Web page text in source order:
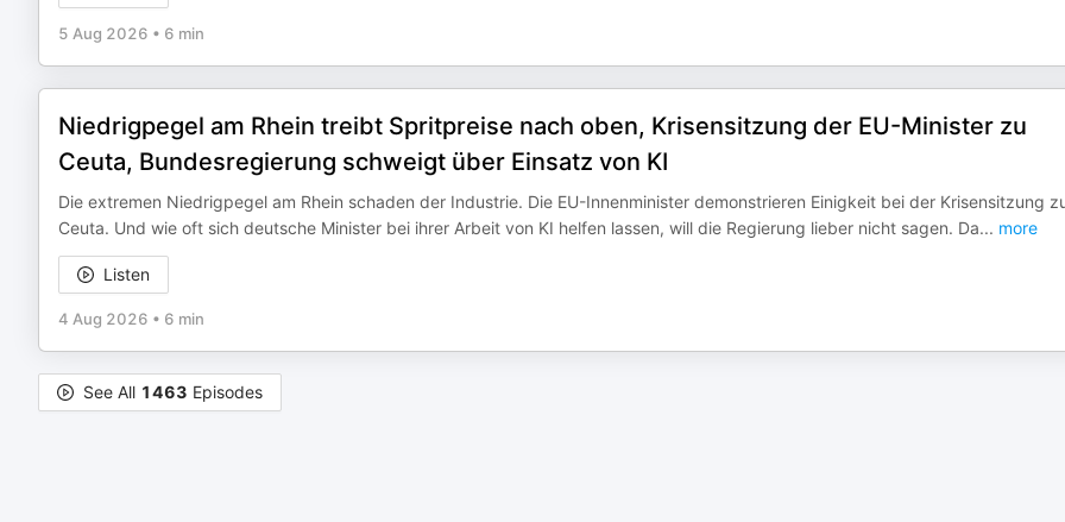
5 Aug 2026 • 6 min
Niedrigpegel am Rhein treibt Spritpreise nach oben, Krisensitzung der EU-Minister zu
Ceuta, Bundesregierung schweigt über Einsatz von KI
Die extremen Niedrigpegel am Rhein schaden der Industrie. Die EU-Innenminister demonstrieren Einigkeit bei der Krisensitzung
Ceuta. Und wie oft sich deutsche Minister bei ihrer Arbeit von KI helfen lassen, will die Regierung lieber nicht sagen. Da... more
Listen
4 Aug 2026 • 6 min
See All 1463 Episodes